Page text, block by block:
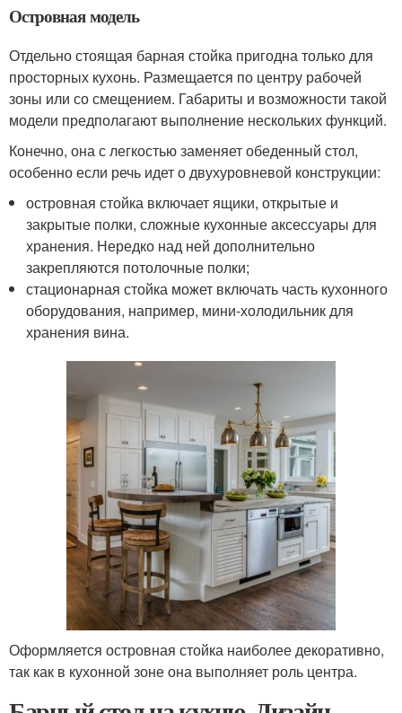
Островная модель
Отдельно стоящая барная стойка пригодна только для
просторных кухонь. Размещается по центру рабочей
зоны или со смещением. Габариты и возможности такой
модели предполагают выполнение нескольких функций.
Конечно, она с легкостью заменяет обеденный стол,
особенно если речь идет о двухуровневой конструкции:
островная стойка включает ящики, открытые и
закрытые полки, сложные кухонные аксессуары для
хранения. Нередко над ней дополнительно
закрепляются потолочные полки;
стационарная стойка может включать часть кухонного
оборудования, например, мини-холодильник для
хранения вина.
Оформляется островная стойка наиболее декоративно,
так как в кухонной зоне она выполняет роль центра.